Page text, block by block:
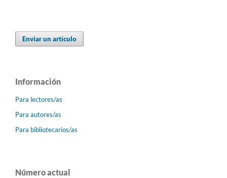
Enviar un artículo
Información
Para lectores/as
Para autores/as
Para bibliotecarios/as
Número actual